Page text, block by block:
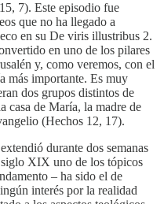
7). Este episodio fue
que no ha llegado a
en su De viris illustribus 2.
en uno de los pilares
y, como veremos, con el
más importante. Es muy
dos grupos distintos de
casa de María, la madre de
(Hechos 12, 17).
durante dos semanas
XIX uno de los tópicos
– ha sido el de
interés por la realidad